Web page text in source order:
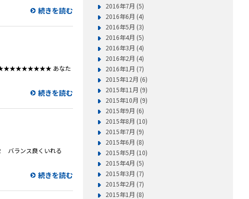
続きを読む
あなた
続きを読む
バランス良くいれる
続きを読む
2016年7月 (5)
2016年6月 (4)
2016年5月 (3)
2016年4月 (5)
2016年3月 (4)
2016年2月 (4)
2016年1月 (7)
2015年12月 (6)
2015年11月 (9)
2015年10月 (9)
2015年9月 (6)
2015年8月 (10)
2015年7月 (9)
2015年6月 (8)
2015年5月 (10)
2015年4月 (5)
2015年3月 (7)
2015年2月 (7)
2015年1月 (8)